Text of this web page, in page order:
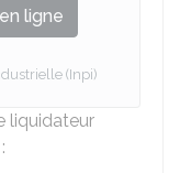
ligne
(Inpi)
liquidateur